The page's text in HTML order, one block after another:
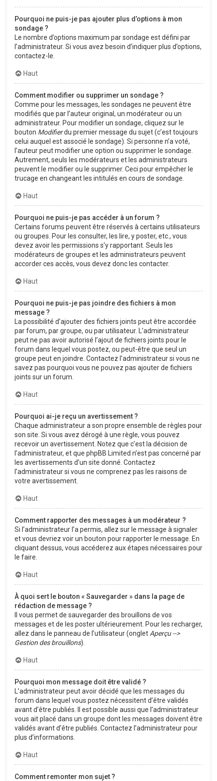
Pourquoi ne puis-je pas ajouter plus d’options à mon
sondage ?
Le nombre d’options maximum par sondage est défini par
l’administrateur. Si vous avez besoin d’indiquer plus d’options,
contactez-le.
Haut
Comment modifier ou supprimer un sondage ?
Comme pour les messages, les sondages ne peuvent être
modifiés que par l’auteur original, un modérateur ou un
administrateur. Pour modifier un sondage, cliquez sur le
bouton Modifierdu premier message du sujet (c’est toujours
celui auquel est associé le sondage). Si personne n’a voté,
l’auteur peut modifier une option ou supprimer le sondage.
Autrement, seuls les modérateurs et les administrateurs
peuvent le modifier ou le supprimer. Ceci pour empêcher le
trucage en changeant les intitulés en cours de sondage.
Haut
Pourquoi ne puis-je pas accéder à un forum ?
Certains forums peuvent être réservés à certains utilisateurs
ou groupes. Pour les consulter, les lire, y poster, etc., vous
devez avoir les permissions s’y rapportant. Seuls les
modérateurs de groupes et les administrateurs peuvent
accorder ces accès, vous devez donc les contacter.
Haut
Pourquoi ne puis-je pas joindre des fichiers à mon
message ?
La possibilité d’ajouter des fichiers joints peut être accordée
par forum, par groupe, ou par utilisateur. L’administrateur
peut ne pas avoir autorisé l’ajout de fichiers joints pour le
forum dans lequel vous postez, ou peut-être que seul un
groupe peut en joindre. Contactez l’administrateur si vous ne
savez pas pourquoi vous ne pouvez pas ajouter de fichiers
joints sur un forum.
Haut
Pourquoi ai-je reçu un avertissement ?
Chaque administrateur a son propre ensemble de règles pour
son site. Si vous avez dérogé à une règle, vous pouvez
recevoir un avertissement. Notez que c’est la décision de
l’administrateur, et que phpBB Limited n’est pas concerné par
les avertissements d’un site donné. Contactez
l’administrateur si vous ne comprenez pas les raisons de
votre avertissement.
Haut
Comment rapporter des messages à un modérateur ?
Si l’administrateur l’a permis, allez sur le message à signaler
et vous devriez voir un bouton pour rapporter le message. En
cliquant dessus, vous accéderez aux étapes nécessaires pour
le faire.
Haut
À quoi sert le bouton « Sauvegarder » dans la page de
rédaction de message ?
Il vous permet de sauvegarder des brouillons de vos
messages et de les poster ultérieurement. Pour les recharger,
allez dans le panneau de l’utilisateur (onglet Aperçu -->
Gestion des brouillons).
Haut
Pourquoi mon message doit être validé ?
L’administrateur peut avoir décidé que les messages du
forum dans lequel vous postez nécessitent d’être validés
avant d’être publiés. Il est possible aussi que l’administrateur
vous ait placé dans un groupe dont les messages doivent être
validés avant d’être publiés. Contactez l’administrateur pour
plus d’informations.
Haut
Comment remonter mon sujet ?